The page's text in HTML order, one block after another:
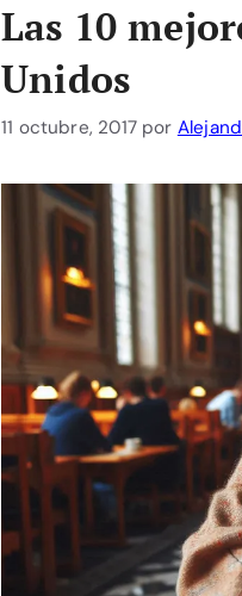
Las 10
Unidos
11 octubre, 2017 por